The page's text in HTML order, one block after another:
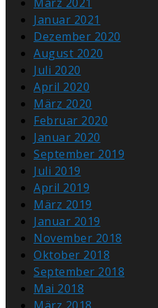
Januar 2021
Dezember 2020
August 2020
Juli 2020
April 2020
März 2020
Februar 2020
Januar 2020
September 2019
Juli 2019
April 2019
März 2019
Januar 2019
November 2018
Oktober 2018
September 2018
Mai 2018